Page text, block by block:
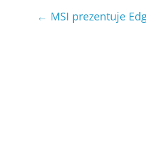
← MSI prezentuje